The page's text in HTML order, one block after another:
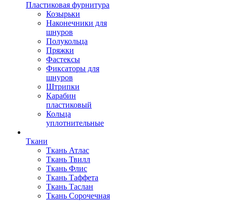
Пластиковая фурнитура
Козырьки
Наконечники для
шнуров
Полукольца
Пряжки
Фастексы
Фиксаторы для
шнуров
Штрипки
Карабин
пластиковый
Кольца
уплотнительные
Ткани
Ткань Атлас
Ткань Твилл
Ткань Флис
Ткань Таффета
Ткань Таслан
Ткань Сорочечная